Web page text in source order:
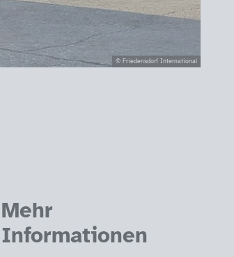
© Friedensdorf International
Mehr
Informationen